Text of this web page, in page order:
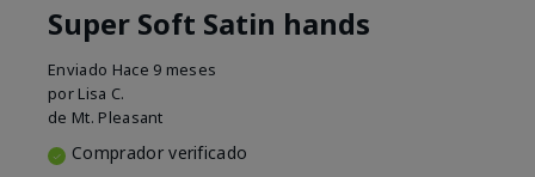
Super Soft Satin hands
Enviado Hace 9 meses
por Lisa C.
de Mt. Pleasant
Comprador verificado